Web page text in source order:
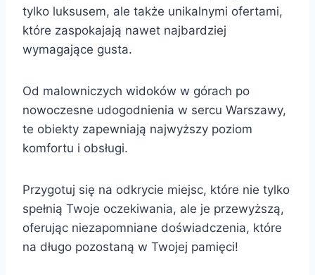
tylko luksusem, ale także unikalnymi ofertami,
które zaspokajają nawet najbardziej
wymagające gusta.
Od malowniczych widoków w górach po
nowoczesne udogodnienia w sercu Warszawy,
te obiekty zapewniają najwyższy poziom
komfortu i obsługi.
Przygotuj się na odkrycie miejsc, które nie tylko
spełnią Twoje oczekiwania, ale je przewyższą,
oferując niezapomniane doświadczenia, które
na długo pozostaną w Twojej pamięci!